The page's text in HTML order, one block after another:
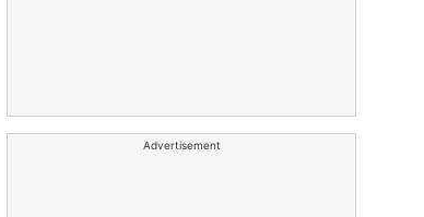
Advertisement